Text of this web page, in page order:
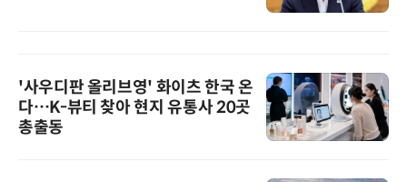
'사우디판 올리브영' 화이츠 한국 온
다…K-뷰티 찾아 현지 유통사 20곳
총출동